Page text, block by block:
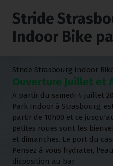
Stride
Indoor Bike
Stride Strasbourg Indoor
Ouverture Juillet et
A partir du samedi 4 juillet
Park Indoor à Strasbourg,
partir de 10h00 et ce
petites roues sont les
et dimanches. Le port du
Pensez à vous hydrater,
disposition au bar.